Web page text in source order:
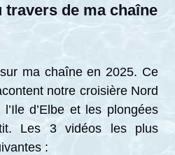
travers de ma chaîne
ma chaîne en 2025. Ce
notre croisière Nord
d’Elbe et les plongées
Les 3 vidéos les plus
: